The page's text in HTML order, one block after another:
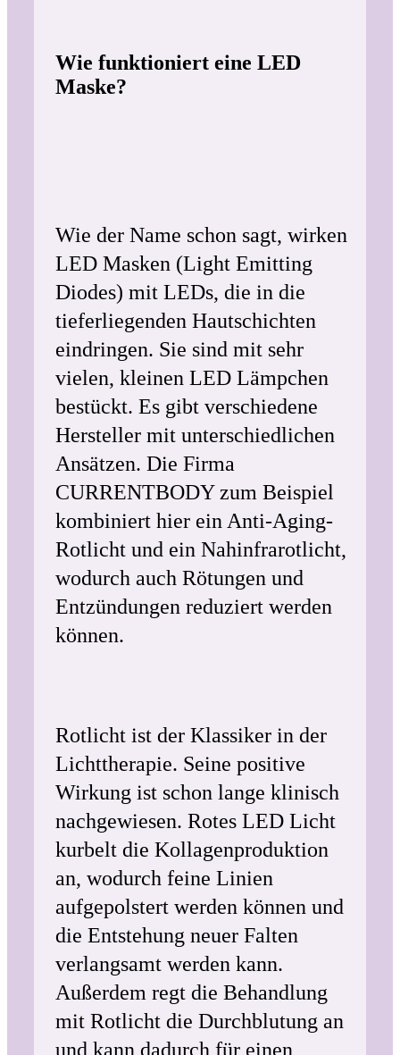
Wie funktioniert eine LED
Maske?
Wie der Name schon sagt, wirken
LED Masken (Light Emitting
Diodes) mit LEDs, die in die
tieferliegenden Hautschichten
eindringen. Sie sind mit sehr
vielen, kleinen LED Lämpchen
bestückt. Es gibt verschiedene
Hersteller mit unterschiedlichen
Ansätzen. Die Firma
CURRENTBODY zum Beispiel
kombiniert hier ein Anti-Aging-
Rotlicht und ein Nahinfrarotlicht,
wodurch auch Rötungen und
Entzündungen reduziert werden
können.
Rotlicht ist der Klassiker in der
Lichttherapie. Seine positive
Wirkung ist schon lange klinisch
nachgewiesen. Rotes LED Licht
kurbelt die Kollagenproduktion
an, wodurch feine Linien
aufgepolstert werden können und
die Entstehung neuer Falten
verlangsamt werden kann.
Außerdem regt die Behandlung
mit Rotlicht die Durchblutung an
und kann dadurch für einen